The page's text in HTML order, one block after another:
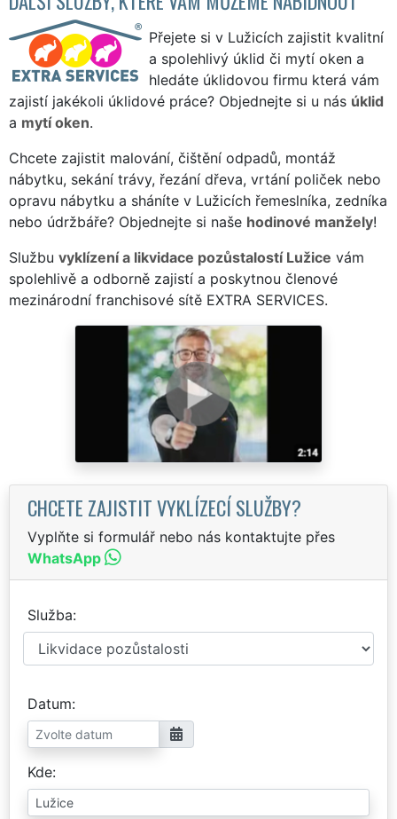
Přejete si v Lužicích zajistit kvalitní
a spolehlivý úklid či mytí oken a
hledáte úklidovou firmu která vám
zajistí jakékoli úklidové práce? Objednejte si u nás úklid
a mytí oken.
Chcete zajistit malování, čištění odpadů, montáž
nábytku, sekání trávy, řezání dřeva, vrtání poliček nebo
opravu nábytku a sháníte v Lužicích řemeslníka, zedníka
nebo údržbáře? Objednejte si naše hodinové manžely!
Službu vyklízení a likvidace pozůstalostí Lužice vám
spolehlivě a odborně zajistí a poskytnou členové
mezinárodní franchisové sítě EXTRA SERVICES.
CHCETE ZAJISTIT VYKLÍZECÍ SLUŽBY?
Vyplňte si formulář nebo nás kontaktujte přes
WhatsApp
Služba
Datum
Kde